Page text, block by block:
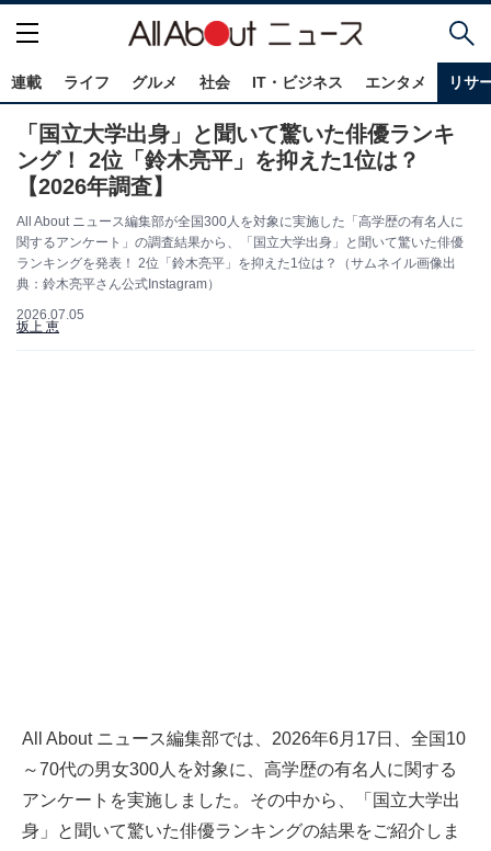
連載 ライフ グルメ 社会 IT・ビジネス エンタメ リサ
「国立大学出身」と聞いて驚いた俳優ランキ
ング！ 2位「鈴木亮平」を抑えた1位は？
【2026年調査】
All About ニュース編集部が全国300人を対象に実施した「高学歴の有名人に
関するアンケート」の調査結果から、「国立大学出身」と聞いて驚いた俳優
ランキングを発表！ 2位「鈴木亮平」を抑えた1位は？（サムネイル画像出
典：鈴木亮平さん公式Instagram）
2026.07.05
坂上 恵
All About ニュース編集部では、2026年6月17日、全国10
～70代の男女300人を対象に、高学歴の有名人に関する
アンケートを実施しました。その中から、「国立大学出
身」と聞いて驚いた俳優ランキングの結果をご紹介しま